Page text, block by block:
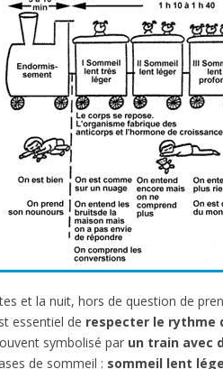
et la nuit, hors de question de
essentiel de respecter le rythme
symbolisé par un train avec
de sommeil : sommeil lent